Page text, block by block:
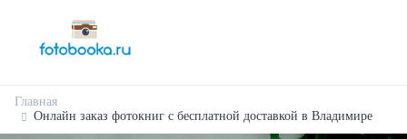
Главная
Онлайн заказ фотокниг с бесплатной доставкой в Владимире